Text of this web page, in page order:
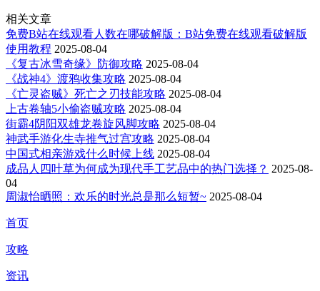
相关文章
免费B站在线观看人数在哪破解版：B站免费在线观看破解版
使用教程 2025-08-04
《复古冰雪奇缘》防御攻略 2025-08-04
《战神4》渡鸦收集攻略 2025-08-04
《亡灵盗贼》死亡之刃技能攻略 2025-08-04
上古卷轴5小偷盗贼攻略 2025-08-04
街霸4阴阳双雄龙卷旋风脚攻略 2025-08-04
神武手游化生寺推气过宫攻略 2025-08-04
中国式相亲游戏什么时候上线 2025-08-04
成品人四叶草为何成为现代手工艺品中的热门选择？ 2025-08-
04
周淑怡晒照：欢乐的时光总是那么短暂~ 2025-08-04
首页
攻略
资讯